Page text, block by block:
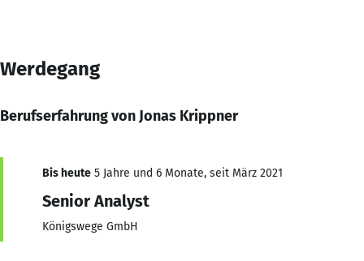
Werdegang
Berufserfahrung von Jonas Krippner
Bis heute 5 Jahre und 6 Monate, seit März 2021
Senior Analyst
Königswege GmbH